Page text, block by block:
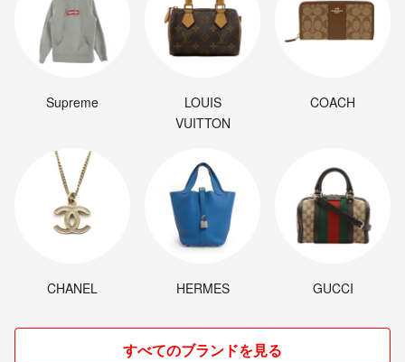
Supreme
LOUIS
VUITTON
COACH
CHANEL HERMES GUCCI
すべてのブランドを見る